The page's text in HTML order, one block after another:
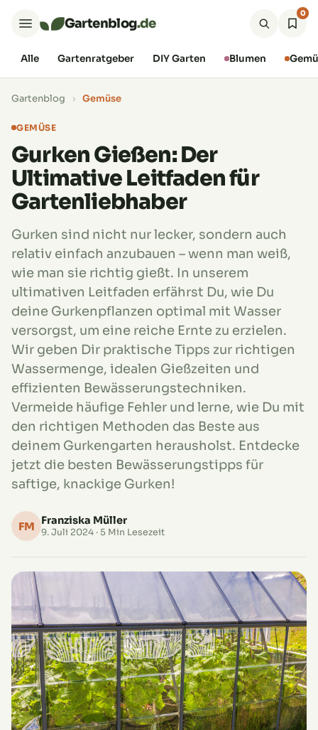
Gartenblog.de
0
Alle Gartenratgeber DIY Garten Blumen
Gartenblog › Gemüse
GEMÜSE
Gurken Gießen: Der
Ultimative Leitfaden für
Gartenliebhaber
Gurken sind nicht nur lecker, sondern auch
relativ einfach anzubauen – wenn man weiß,
wie man sie richtig gießt. In unserem
ultimativen Leitfaden erfährst Du, wie Du
deine Gurkenpflanzen optimal mit Wasser
versorgst, um eine reiche Ernte zu erzielen.
Wir geben Dir praktische Tipps zur richtigen
Wassermenge, idealen Gießzeiten und
effizienten Bewässerungstechniken.
Vermeide häufige Fehler und lerne, wie Du mit
den richtigen Methoden das Beste aus
deinem Gurkengarten herausholst. Entdecke
jetzt die besten Bewässerungstipps für
saftige, knackige Gurken!
FM Franziska Müller
9. Juli 2024 · 5 Min Lesezeit